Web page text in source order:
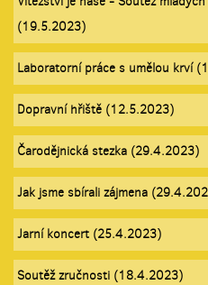
(19.5.2023)
Laboratorní práce s umělou krví
Dopravní hřiště (12.5.2023)
Čarodějnická stezka (29.4.2023)
Jak jsme sbírali zájmena
Jarní koncert (25.4.2023)
Soutěž zručnosti (18.4.2023)